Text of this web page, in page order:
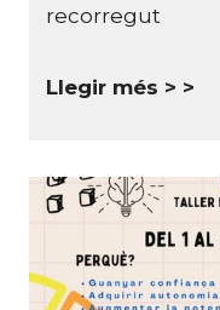
recorregut
Llegir més >